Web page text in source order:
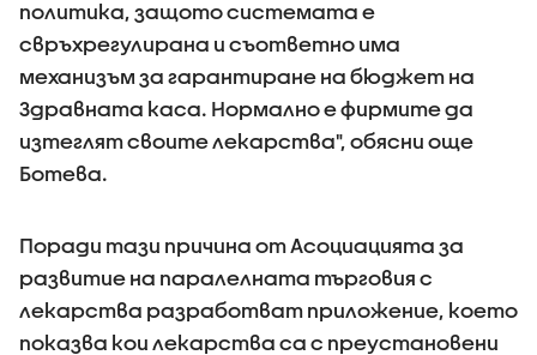
политика, защото системата е
свръхрегулирана и съответно има
механизъм за гарантиране на бюджет на
Здравната каса. Нормално е фирмите да
изтеглят своите лекарства", обясни още
Ботева.
Поради тази причина от Асоциацията за
развитие на паралелната търговия с
лекарства разработват приложение, което
показва кои лекарства са с преустановени